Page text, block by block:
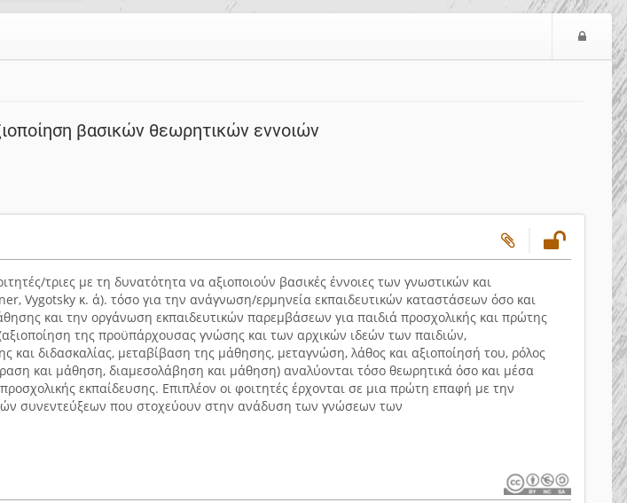
βασικών θεωρητικών εννοιών
τριες με τη δυνατότητα να αξιοποιούν βασικές έννοιες των γνωστικών και
Vygotsky κ. ά). τόσο για την ανάγνωση/ερμηνεία εκπαιδευτικών καταστάσεων όσο και
και την οργάνωση εκπαιδευτικών παρεμβάσεων για παιδιά προσχολικής και πρώτης
της προϋπάρχουσας γνώσης και των αρχικών ιδεών των παιδιών,
και διδασκαλίας, μεταβίβαση της μάθησης, μεταγνώση, λάθος και αξιοποίησή του, ρόλος
και μάθηση, διαμεσολάβηση και μάθηση) αναλύονται τόσο θεωρητικά όσο και μέσα
εκπαίδευσης. Επιπλέον οι φοιτητές έρχονται σε μια πρώτη επαφή με την
συνεντεύξεων που στοχεύουν στην ανάδυση των γνώσεων των